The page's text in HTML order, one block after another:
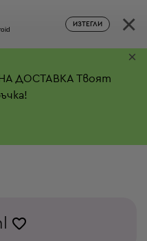
ИЗТЕГЛИ ×
ДОСТАВКА Твоят
×